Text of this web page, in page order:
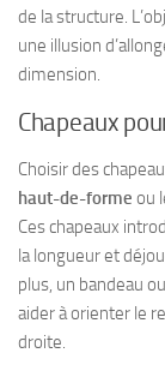
de la structure.
une illusion
dimension.
Chapeaux
Choisir des
haut-de-forme ou
Ces chapeaux
la longueur et
plus, un bandeau
aider àorienter le
droite.